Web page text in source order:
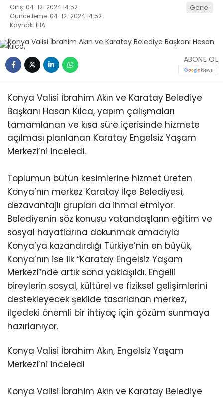
Giriş: 04-12-2024 14:52
Güncelleme: 04-12-2024 14:52
Kaynak: İHA
Genel
ABONE OL
Konya Valisi İbrahim Akın ve Karatay Belediye
Başkanı Hasan Kılca, yapım çalışmaları
tamamlanan ve kısa süre içerisinde hizmete
açılması planlanan Karatay Engelsiz Yaşam
Merkezi’ni inceledi.
Toplumun bütün kesimlerine hizmet üreten
Konya’nın merkez Karatay İlçe Belediyesi,
dezavantajlı grupları da ihmal etmiyor.
Belediyenin söz konusu vatandaşların eğitim ve
sosyal hayatlarına dokunmak amacıyla
Konya’ya kazandırdığı Türkiye’nin en büyük,
Konya’nın ise ilk “Karatay Engelsiz Yaşam
Merkezi”nde artık sona yaklaşıldı. Engelli
bireylerin sosyal, kültürel ve fiziksel gelişimlerini
destekleyecek şekilde tasarlanan merkez,
ilçedeki önemli bir ihtiyaç için çözüm sunmaya
hazırlanıyor.
Konya Valisi İbrahim Akın, Engelsiz Yaşam
Merkezi’ni inceledi
Konya Valisi İbrahim Akın ve Karatay Belediye